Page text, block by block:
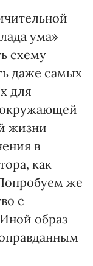
ума»
схему
даже самых
для
жизни
в
как
же
с
образ